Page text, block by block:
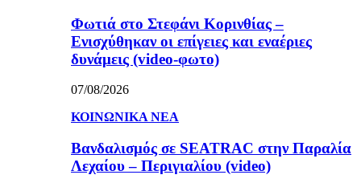
Φωτιά στο Στεφάνι Κορινθίας –
Ενισχύθηκαν οι επίγειες και εναέριες
δυνάμεις (video-φωτο)
07/08/2026
ΚΟΙΝΩΝΙΚΑ ΝΕΑ
Βανδαλισμός σε SEATRAC στην Παραλία
Λεχαίου – Περιγιαλίου (video)